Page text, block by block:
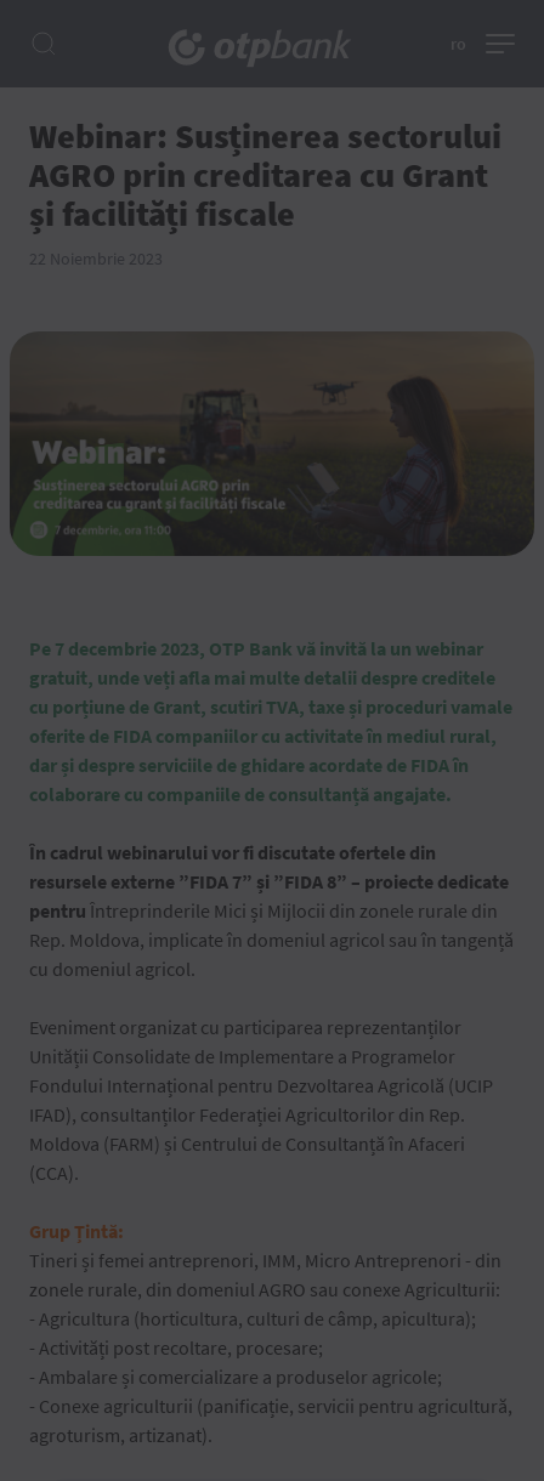
ro
Webinar: Susținerea sectorului
AGRO prin creditarea cu Grant
și facilități fiscale
22 Noiembrie 2023
Pe 7 decembrie 2023, OTP Bank vă invită la un webinar
gratuit, unde veți afla mai multe detalii despre creditele
cu porțiune de Grant, scutiri TVA, taxe și proceduri vamale
oferite de FIDA companiilor cu activitate în mediul rural,
dar și despre serviciile de ghidare acordate de FIDA în
colaborare cu companiile de consultanță angajate.
În cadrul webinarului vor fi discutate ofertele din
resursele externe ”FIDA 7” și ”FIDA 8” – proiecte dedicate
pentru Întreprinderile Mici și Mijlocii din zonele rurale din
Rep. Moldova, implicate în domeniul agricol sau în tangență
cu domeniul agricol.
Eveniment organizat cu participarea reprezentanților
Unității Consolidate de Implementare a Programelor
Fondului Internațional pentru Dezvoltarea Agricolă (UCIP
IFAD), consultanților Federației Agricultorilor din Rep.
Moldova (FARM) și Centrului de Consultanță în Afaceri
(CCA).
Grup Țintă:
Tineri și femei antreprenori, IMM, Micro Antreprenori - din
zonele rurale, din domeniul AGRO sau conexe Agriculturii:
- Agricultura (horticultura, culturi de câmp, apicultura);
- Activități post recoltare, procesare;
- Ambalare și comercializare a produselor agricole;
- Conexe agriculturii (panificație, servicii pentru agricultură,
agroturism, artizanat).